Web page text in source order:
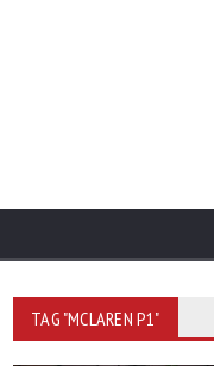
TAG "MCLAREN P1"